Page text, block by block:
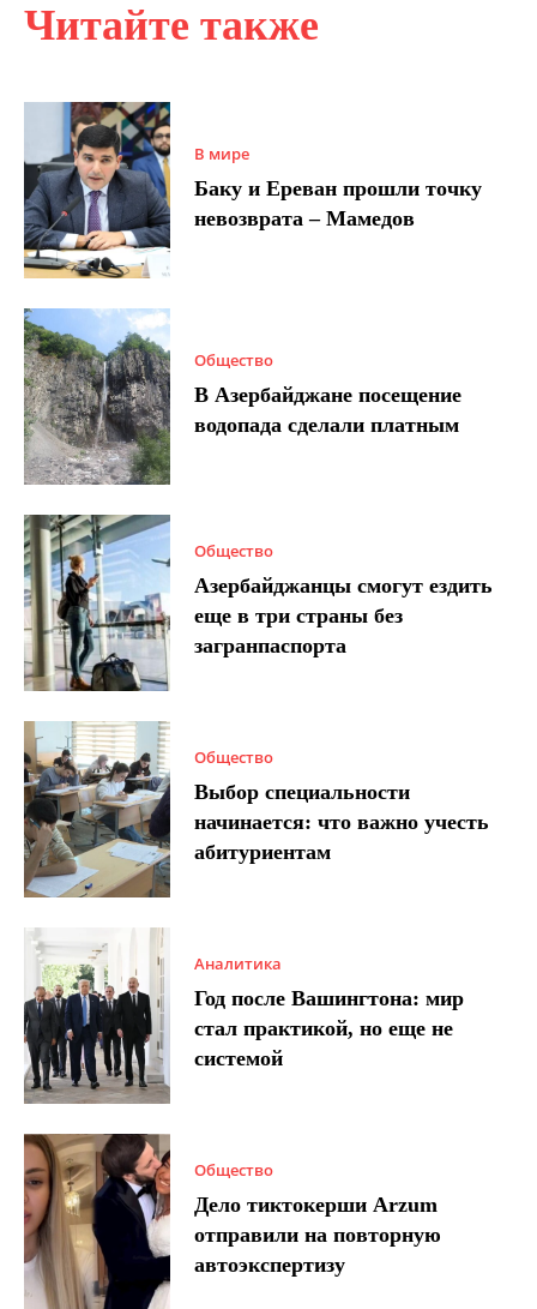
Читайте также
В мире
Баку и Ереван прошли точку
невозврата – Мамедов
Общество
В Азербайджане посещение
водопада сделали платным
Общество
Азербайджанцы смогут ездить
еще в три страны без
загранпаспорта
Общество
Выбор специальности
начинается: что важно учесть
абитуриентам
Аналитика
Год после Вашингтона: мир
стал практикой, но еще не
системой
Общество
Дело тиктокерши Arzum
отправили на повторную
автоэкспертизу